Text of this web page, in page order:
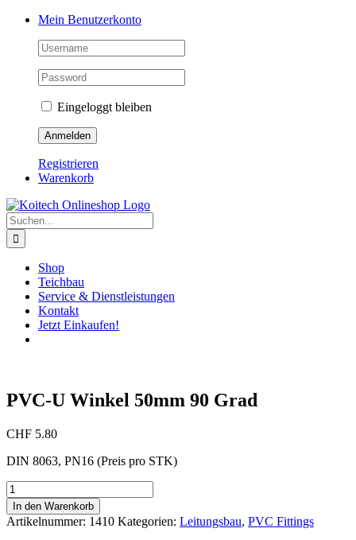
Skip
Mein Benutzerkonto
Eingeloggt bleiben
Registrieren
Warenkorb
Suche
nach:
Shop
Teichbau
Service & Dienstleistungen
Kontakt
Jetzt Einkaufen!
PVC-U Winkel 50mm 90 Grad
CHF 5.80
DIN 8063, PN16 (Preis pro STK)
PVC-
U
Winkel
50mm
In den Warenkorb
Artikelnummer: 1410 Kategorien: Leitungsbau, PVC Fittings